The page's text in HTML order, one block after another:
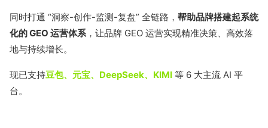
同时打通 “洞察-创作-监测-复盘” 全链路， 帮助品牌搭建起系统
化的 GEO 运营体系，让品牌 GEO 运营实现精准决策、高效落
地与持续增长。
现已支持豆包、元宝、DeepSeek、KIMI 等 6 大主流 AI 平
台。